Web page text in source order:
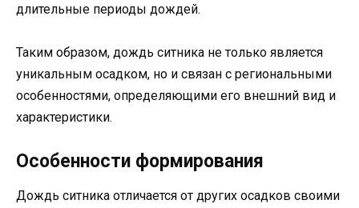
длительные периоды дождей.
Таким образом, дождь ситника не только является
уникальным осадком, но и связан с региональными
особенностями, определяющими его внешний вид и
характеристики.
Особенности формирования
Дождь ситника отличается от других осадков своими